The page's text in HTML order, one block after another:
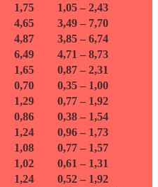
1,75
1,05 – 2,43
4,65
3,49 – 7,70
4,87
3,85 – 6,74
6,49
4,71 – 8,73
1,65
0,87 – 2,31
0,70
0,35 – 1,00
1,29
0,77 – 1,92
0,86
0,38 – 1,54
1,24
0,96 – 1,73
1,08
0,77 – 1,57
1,02
0,61 – 1,31
1,24
0,52 – 1,92